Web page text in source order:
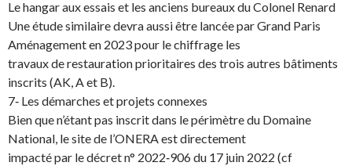
Le hangar aux essais et les anciens bureaux du Colonel Renard
Une étude similaire devra aussi être lancée par Grand Paris
Aménagement en 2023 pour le chiffrage les
travaux de restauration prioritaires des trois autres bâtiments
inscrits (AK, A et B).
7‐ Les démarches et projets connexes
Bien que n’étant pas inscrit dans le périmètre du Domaine
National, le site de l’ONERA est directement
impacté par le décret n° 2022‐906 du 17 juin 2022 (cf